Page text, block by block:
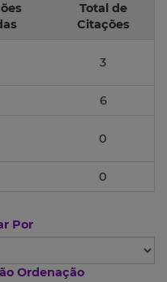
Total de
Citações
3
6
0
0
Por
Ordenação